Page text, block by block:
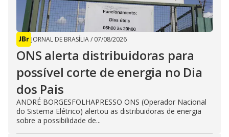
JORNAL DE BRASÍLIA/ 07/08/2026
ONS alerta distribuidoras para
possível corte de energia no Dia
dos Pais
ANDRÉ BORGESFOLHAPRESSO ONS (Operador Nacional
do Sistema Elétrico) alertou as distribuidoras de energia
sobre a possibilidade de...